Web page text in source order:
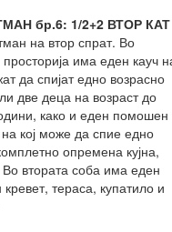
бр.6: 1/2+2 ВТОР КАТ
на втор спрат. Во
просторија има еден кауч
да спијат едно возрасно
две деца на возраст до
како и еден помошен
на кој може да спие едно
опремена кујна,
втората соба има еден
тераса, купатило и